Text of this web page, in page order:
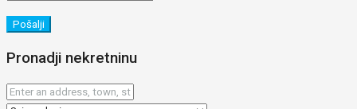
Pošalji
Pronadji nekretninu